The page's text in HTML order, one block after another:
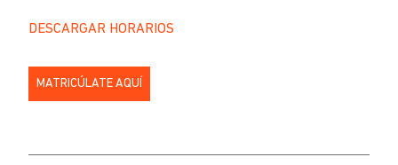
DESCARGAR HORARIOS
MATRICÚLATE AQUÍ